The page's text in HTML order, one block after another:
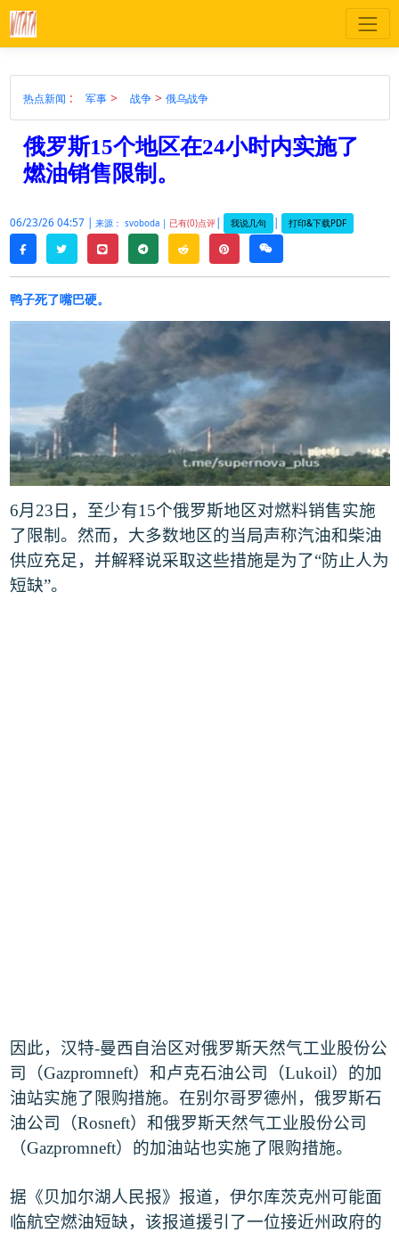
热点新闻 : 军事> 战争 > 俄乌战争
俄罗斯15个地区在24小时内实施了
燃油销售限制。
06/23/26 04:57 | 来源： svoboda | 已有(0)点评| 我说几句 | 打印&下载PDF
facebooktwitterline telegramreddit pinterestweixin
鸭子死了嘴巴硬。
6月 23 日，至少有15个俄罗斯地区对燃料销售实施
了限制。然而，大多数地区的当局声称汽油和柴油
供应充足，并解释说采取这些措施是为了“防止人为
短缺”。
因此，汉特-曼西自治区对俄罗斯天然气工业股份公
司（Gazpromneft）和卢克石油公司（Lukoil）的加
油站实施了限购措施。在别尔哥罗德州，俄罗斯石
油公司（Rosneft）和俄罗斯天然气工业股份公司
（Gazpromneft）的加油站也实施了限购措施。
据《贝加尔湖人民报》报道，伊尔库茨克州可能面
临航空燃油短缺，该报道援引了一位接近州政府的